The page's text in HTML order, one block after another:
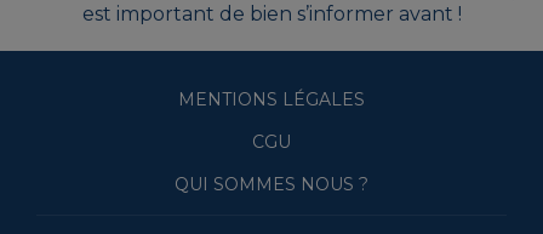
est important de bien s’informer avant !
MENTIONS LÉGALES
CGU
QUI SOMMES NOUS ?